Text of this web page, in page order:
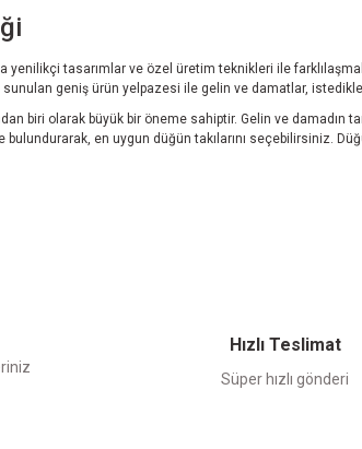
yenilikçi tasarımlar ve özel üretim teknikleri ile
geniş ürün yelpazesi ile gelin ve damatlar,
biri olarak büyük bir öneme sahiptir. Gelin ve
en uygun düğün takılarını seçebilirsiniz.
Hızlı Teslimat
Süper hızlı gönderi